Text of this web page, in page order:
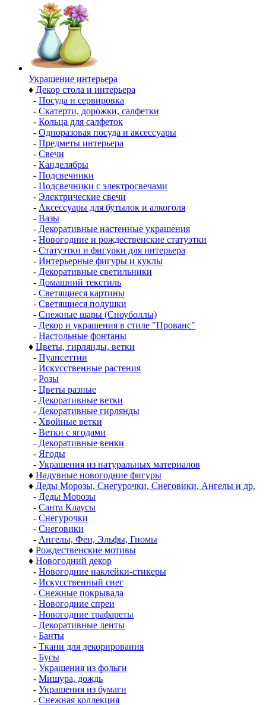
Украшение интерьера
♦ Декор стола и интерьера
- Посуда и сервировка
- Скатерти, дорожки, салфетки
- Кольца для салфеток
- Одноразовая посуда и аксессуары
- Предметы интерьера
- Свечи
- Канделябры
- Подсвечники
- Подсвечники с электросвечами
- Электрические свечи
- Аксессуары для бутылок и алкоголя
- Вазы
- Декоративные настенные украшения
- Новогодние и рождественские статуэтки
- Статуэтки и фигурки для интерьера
- Интерьерные фигуры и куклы
- Декоративные светильники
- Домашний текстиль
- Светящиеся картины
- Светящиеся подушки
- Снежные шары (Сноуболлы)
- Декор и украшения в стиле "Прованс"
- Настольные фонтаны
♦ Цветы, гирлянды, ветки
- Пуансеттии
- Искусственные растения
- Розы
- Цветы разные
- Декоративные ветки
- Декоративные гирлянды
- Хвойные ветки
- Ветки с ягодами
- Декоративные венки
- Ягоды
- Украшения из натуральных материалов
♦ Надувные новогодние фигуры
♦ Деды Морозы, Снегурочки, Снеговики, Ангелы и др.
- Деды Морозы
- Санта Клаусы
- Снегурочки
- Снеговики
- Ангелы, Феи, Эльфы, Гномы
♦ Рождественские мотивы
♦ Новогодний декор
- Новогодние наклейки-стикеры
- Искусственный снег
- Снежные покрывала
- Новогодние спреи
- Новогодние трафареты
- Декоративные ленты
- Банты
- Ткани для декорирования
- Бусы
- Украшения из фольги
- Мишура, дождь
- Украшения из бумаги
- Снежная коллекция